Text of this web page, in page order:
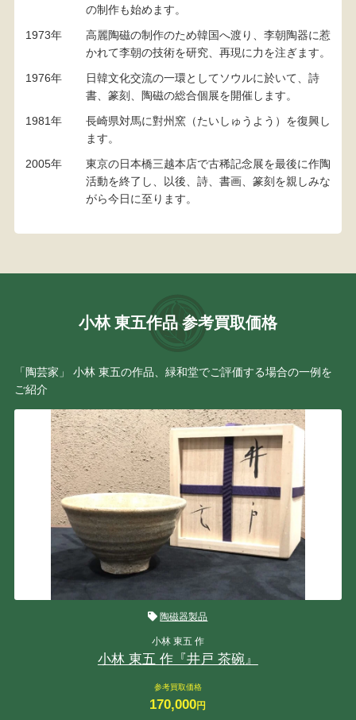
の制作も始めます。
1973年
高麗陶磁の制作のため韓国へ渡り、李朝陶器に惹
かれて李朝の技術を研究、再現に力を注ぎます。
1976年
日韓文化交流の一環としてソウルに於いて、詩
書、篆刻、陶磁の総合個展を開催します。
1981年
長崎県対馬に對州窯（たいしゅうよう）を復興し
ます。
2005年
東京の日本橋三越本店で古稀記念展を最後に作陶
活動を終了し、以後、詩、書画、篆刻を親しみな
がら今日に至ります。
小林 東五作品 参考買取価格
「陶芸家」 小林 東五の作品、緑和堂でご評価する場合の一例を
ご紹介
陶磁器製品
小林 東五 作
小林 東五 作『井戸 茶碗』
参考買取価格
170,000円